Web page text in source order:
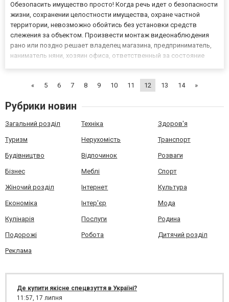
Обезопасить имущество просто! Когда речь идет о безопасности
жизни, сохранении целостности имущества, охране частной
территории, невозможно обойтись без установки средств
слежения за объектом. Произвести монтаж видеонаблюдения
рано или поздно решает владелец магазина, предприниматель,
наниматель няни, хозяин офиса, ответственный за состояние
спокойств...
« 5 6 7 8 9 10 11 12 13 14 »
Рубрики новин
Загальний розділ Техніка Здоров'я
Туризм Нерухомість Транспорт
Будівництво Відпочинок Розваги
Бізнес Меблі Спорт
Жіночий розділ Інтернет Культура
Економіка Інтер'єр Мода
Кулінарія Послуги Родина
Подорожі Робота Дитячий розділ
Реклама
Де купити якісне спецвзуття в Україні?
11:57, 17 липня